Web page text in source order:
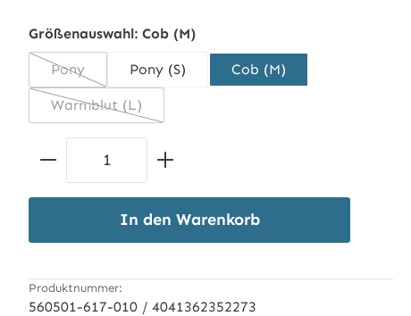
Größenauswahl: Cob (M)
Pony
(Diese Option ist zurzeit nicht verfügbar.)
Pony (S) Cob (M)
Warmblut (L)
(Diese Option ist zurzeit nicht verfügbar.)
Produkt Anzahl: Gib den
In den Warenkorb
Produktnummer:
560501-617-010 / 4041362352273